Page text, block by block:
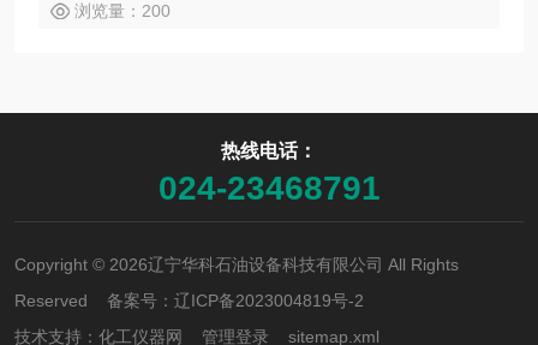
浏览量：200
热线电话：
024-23468791
Copyright © 2026辽宁华科石油设备科技有限公司 All Rights
Reserved 备案号： 辽ICP备2023004819号-2
技术支持： 化工仪器网 管理登录 sitemap.xml